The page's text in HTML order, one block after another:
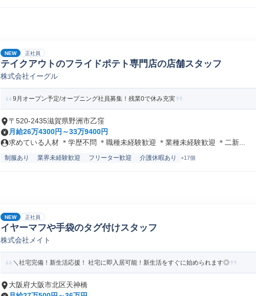
NEW 正社員
テイクアウトのフライドポテト専門店の店舗スタッフ
株式会社イーグル
9月オープン予定/オープニング社員募集！残業0で休み充実
〒520-2435滋賀県野洲市乙窪
月給26万4300円～33万9400円
求めている人材 ＊学歴不問 ＊職種未経験歓迎 ＊業種未経験歓迎 ＊二新...
制服あり 業界未経験歓迎 フリーター歓迎 介護休暇あり +17個
NEW 正社員
イヤーマフや手袋のタグ付けスタッフ
株式会社メイト
＼社宅完備！新生活応援！ 社宅に即入居可能！新生活をすぐに始められます◎
大阪府大阪市北区天神橋